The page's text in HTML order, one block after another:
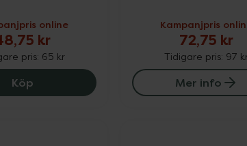
online
kr
pris: 65 kr
KöpFlux Lemon/Mint, 48.75 kr.
Kampanjpris
72,75 kr
Tidigare pris: 97
Mer info